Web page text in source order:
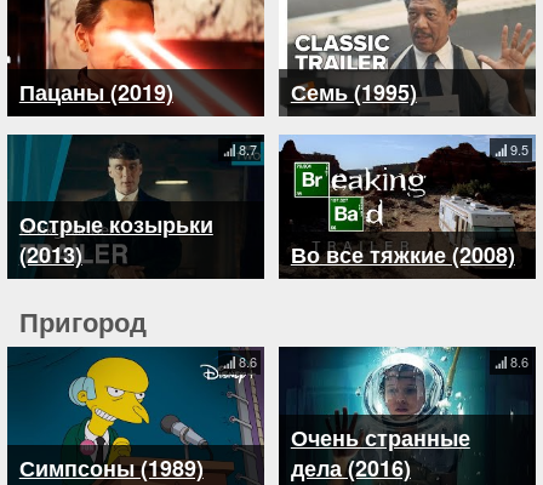
Пацаны (2019) Семь (1995)
Острые козырьки
(2013)
8.7
Во все тяжкие (2008)
9.5
Пригород
Симпсоны (1989)
8.6
Очень странные
дела (2016)
8.6